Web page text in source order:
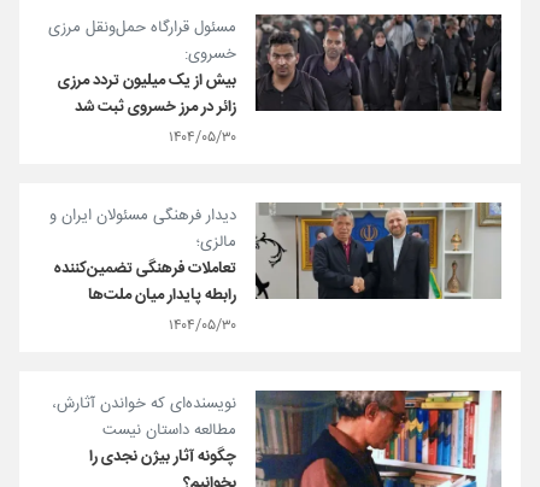
مسئول قرارگاه حمل‌ونقل مرزی
خسروی:
بیش از یک میلیون تردد مرزی
زائر در مرز خسروی ثبت شد
۱۴۰۴/۰۵/۳۰
دیدار فرهنگی مسئولان ایران و
مالزی؛
تعاملات فرهنگی تضمین‌کننده
رابطه پایدار میان ملت‌ها
۱۴۰۴/۰۵/۳۰
نویسنده‌ای که خواندن آثارش،
مطالعه داستان نیست
چگونه آثار بیژن نجدی را